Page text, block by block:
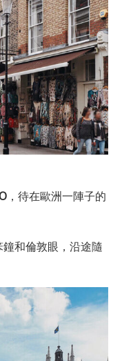
，待在歐洲一陣子的
和倫敦眼，沿途隨